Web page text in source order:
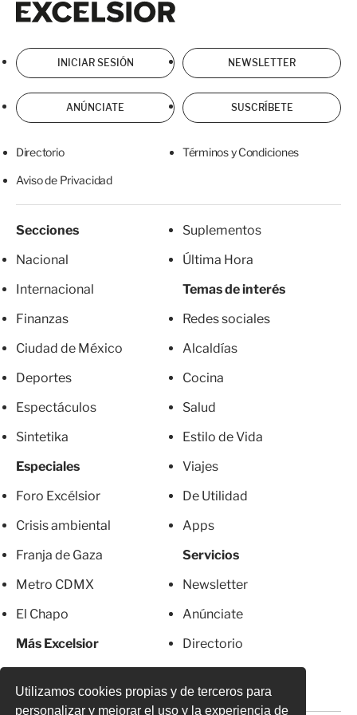
Utilizamos cookies propias y de terceros para
personalizar y mejorar el uso y la experiencia de
INICIAR SESIÓN NEWSLETTER
ANÚNCIATE SUSCRÍBETE
Directorio Términos y Condiciones
Aviso de Privacidad
Secciones
Nacional
Internacional
Finanzas
Ciudad de México
Deportes
Espectáculos
Sintetika
Especiales
Foro Excélsior
Crisis ambiental
Franja de Gaza
Metro CDMX
El Chapo
Más Excelsior
Suplementos
Última Hora
Temas de interés
Redes sociales
Alcaldías
Cocina
Salud
Estilo de Vida
Viajes
De Utilidad
Apps
Servicios
Newsletter
Anúnciate
Directorio